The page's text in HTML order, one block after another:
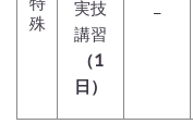
殊
実技
講習
（1
日）
−